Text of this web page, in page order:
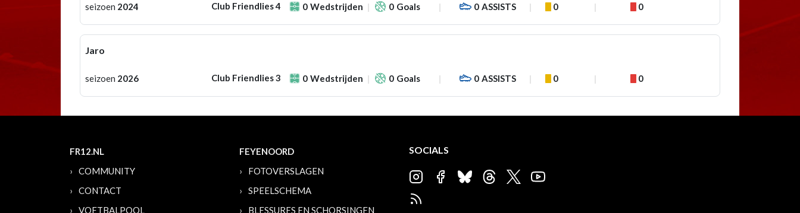
seizoen 2024 Club Friendlies 4 0 Wedstrijden 0 Goals 0 ASSISTS 0 0
Jaro
seizoen 2026 Club Friendlies 3 0 Wedstrijden 0 Goals 0 ASSISTS 0 0
FR12.NL
COMMUNITY
CONTACT
VOETBALPOOL
FEYENOORD
FOTOVERSLAGEN
SPEELSCHEMA
BLESSURES EN SCHORSINGEN
SOCIALS